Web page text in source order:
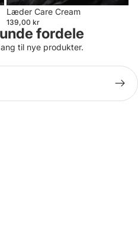
Læder Care Cream
139,00 kr
fordele
til nye produkter.